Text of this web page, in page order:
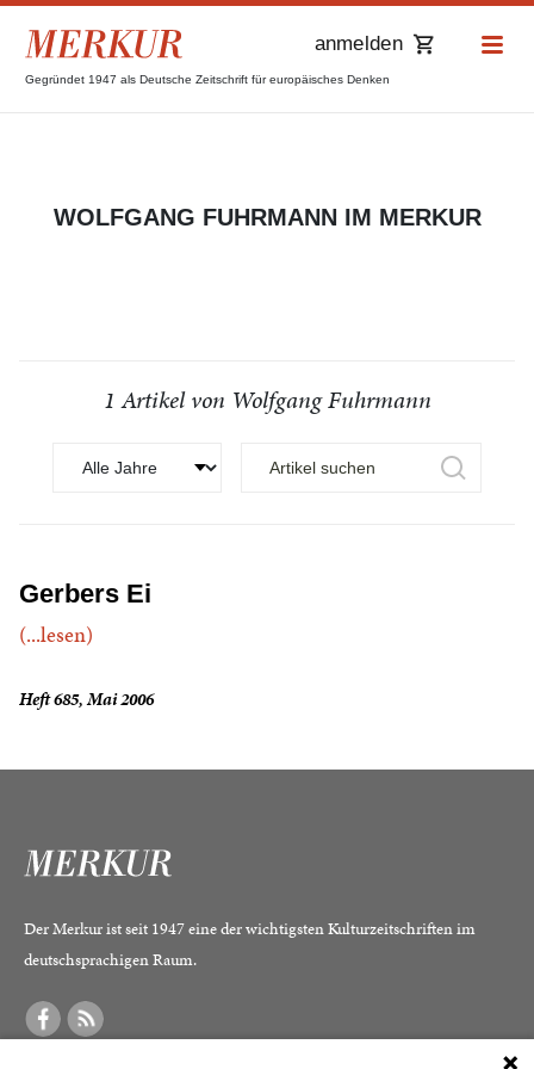
Gegründet 1947 als Deutsche Zeitschrift für europäisches Denken
anmelden
WOLFGANG FUHRMANN IM MERKUR
1 Artikel von Wolfgang Fuhrmann
Gerbers Ei
(...lesen)
Heft 685, Mai 2006
Der Merkur ist seit 1947 eine der wichtigsten Kulturzeitschriften im
deutschsprachigen Raum.